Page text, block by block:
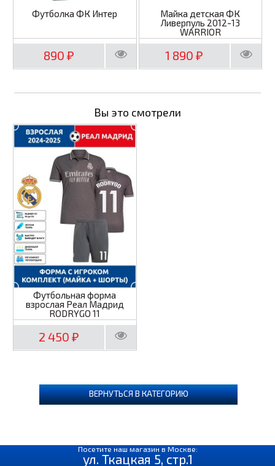
Футболка ФК Интер
890 ₽
Майка детская ФК
Ливерпуль 2012-13
WARRIOR
1 890₽
Вы это смотрели
Футбольная форма
взрослая Реал Мадрид
RODRYGO 11
2 450 ₽
ВЕРНУТЬСЯ В КАТЕГОРИЮ
Посетите наш магазин в Москве:
ул. Ткацкая 5, стр.1